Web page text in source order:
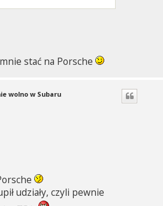
stać na Porsche
wolno w Subaru
udziały, czyli pewnie